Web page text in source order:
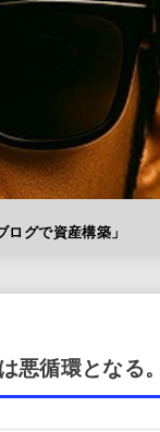
ログで資産構築」
悪循環となる。